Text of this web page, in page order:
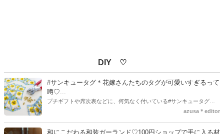
DIY ♡
#サンキュータグ＊花嫁さんたちのタグが可愛いすぎるって
噂♡...
プチギフトや席次表などに、何気なく付いている#サンキュータグ実
はほとんどの花嫁さんが手作りしてるってご存知でしたか！？あるの
ま、付いてた方が断然可愛い♡そんなプレ花嫁さんたちの#サンキュー
azusa＊editor
和にこだわる和装ガーランド♡100円ショップで手に入る材